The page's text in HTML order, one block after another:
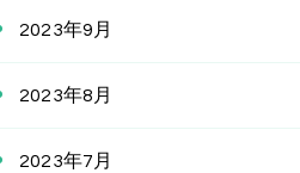
2023年9月
2023年8月
2023年7月